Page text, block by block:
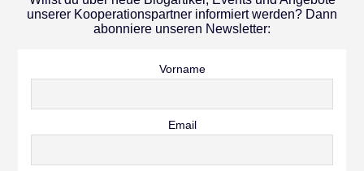
unserer Kooperationspartner informiert werden? Dann
abonniere unseren Newsletter:
Vorname
Email